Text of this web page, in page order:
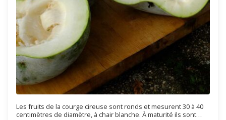
Les fruits de la courge cireuse sont ronds et mesurent 30 à 40
centimètres de diamètre, à chair blanche. À maturité ils sont